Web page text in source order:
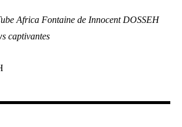
Africa Fontaine de Innocent DOSSEH
captivantes